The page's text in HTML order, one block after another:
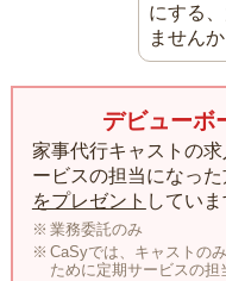
にする
ませんか
デビューボ
家事代行キャストの
ービスの担当になった
をプレゼント していま
業務委託のみ
CaSyでは、キャストの
ために定期サービスの担